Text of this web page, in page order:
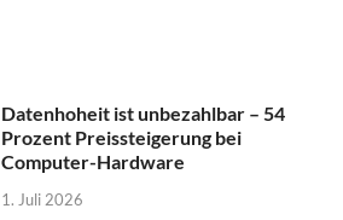
Datenhoheit ist unbezahlbar – 54
Prozent Preissteigerung bei
Computer-Hardware
1. Juli 2026